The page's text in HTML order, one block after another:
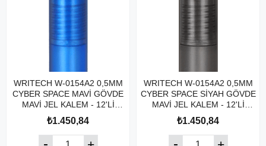
WRITECH W-0154A2 0,5MM
CYBER SPACE MAVİ GÖVDE
MAVİ JEL KALEM - 12'Lİ
KUTU
₺1.450,84
WRITECH W-0154A2 0,5MM
CYBER SPACE SİYAH GÖVDE
MAVİ JEL KALEM - 12'Lİ
KUTU
₺1.450,84